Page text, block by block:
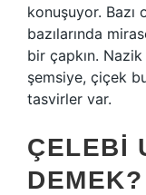
konuşuyor. Bazı
bazılarında
bir çapkın.
şemsiye, çiçek
tasvirler var.
ÇELEBI
DEMEK?